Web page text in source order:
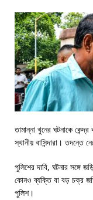
তামান্না খুনের ঘটনাকে
স্থানীয় বাসিন্দারা।
পুলিশের দাবি, ঘটনার
কোনও ব্যক্তি বা বড় চক্র
পুলিশ।